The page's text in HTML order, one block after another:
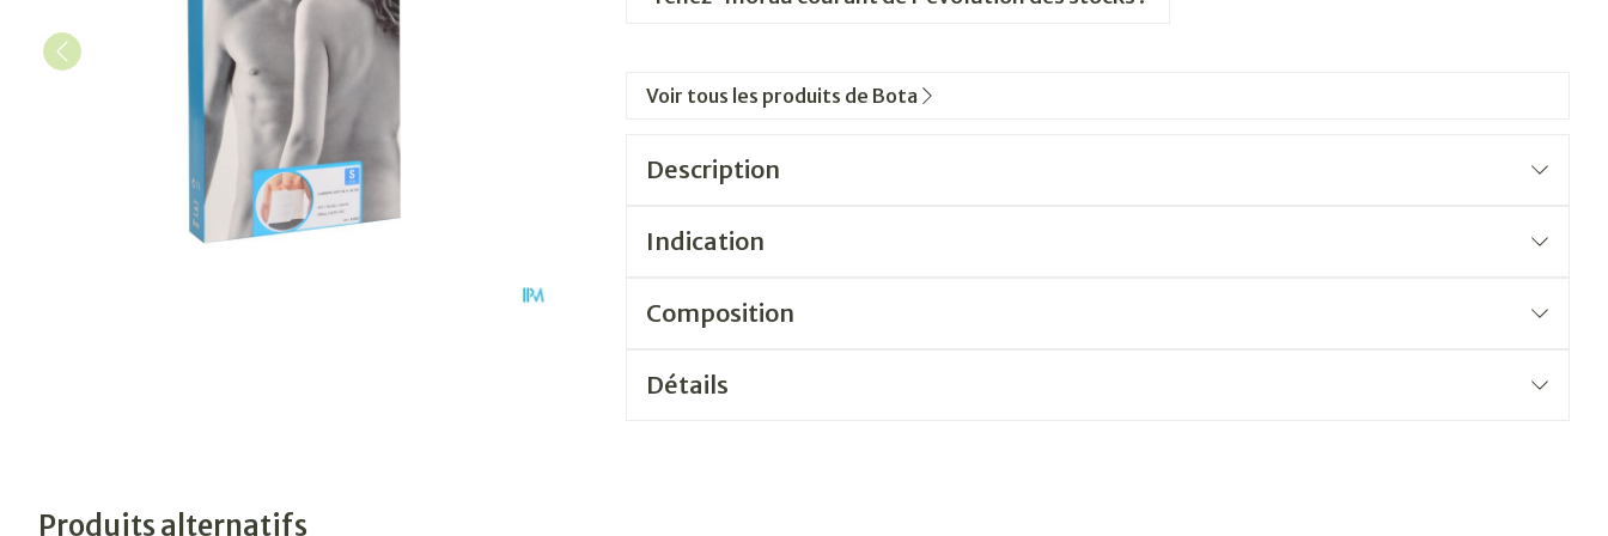
Voir tous les produits de Bota
Description
Indication
Composition
Détails
Produits alternatifs